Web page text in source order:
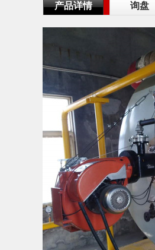
产品详情 询盘